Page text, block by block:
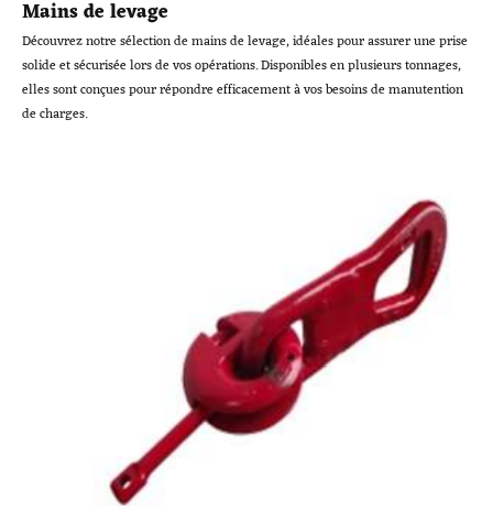
Mains de levage
Découvrez notre sélection de mains de levage, idéales pour assurer une prise
solide et sécurisée lors de vos opérations. Disponibles en plusieurs tonnages,
elles sont conçues pour répondre efficacement à vos besoins de manutention
de charges.